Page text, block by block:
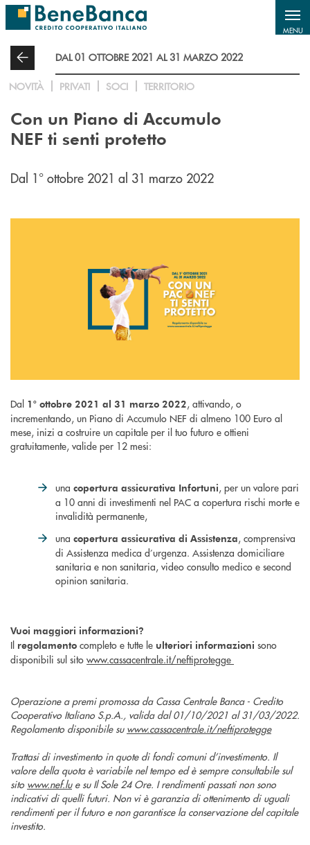
Salta al contenuto principale
MENU
DAL 01 OTTOBRE 2021 AL 31 MARZO 2022
NOVITÀ PRIVATI SOCI TERRITORIO
Con un Piano di Accumulo
NEF ti senti protetto
Dal 1° ottobre 2021 al 31 marzo 2022
Dal 1° ottobre 2021 al 31 marzo 2022, attivando, o
incrementando, un Piano di Accumulo NEF di almeno 100 Euro al
mese, inizi a costruire un capitale per il tuo futuro e ottieni
gratuitamente, valide per 12 mesi:
una copertura assicurativa Infortuni, per un valore pari
a 10 anni di investimenti nel PAC a copertura rischi morte e
invalidità permanente,
una copertura assicurativa di Assistenza, comprensiva
di Assistenza medica d’urgenza. Assistenza domiciliare
sanitaria e non sanitaria, video consulto medico e second
opinion sanitaria.
Vuoi maggiori informazioni?
Il regolamento completo e tutte le ulteriori informazioni sono
disponibili sul sito www.cassacentrale.it/neftiprotegge
Operazione a premi promossa da Cassa Centrale Banca - Credito
Cooperativo Italiano S.p.A., valida dal 01/10/2021 al 31/03/2022.
Regolamento disponibile su www.cassacentrale.it/neftiprotegge
Trattasi di investimento in quote di fondi comuni d’investimento. Il
valore della quota è variabile nel tempo ed è sempre consultabile sul
sito www.nef.lue su Il Sole 24 Ore. I rendimenti passati non sono
indicativi di quelli futuri. Non vi è garanzia di ottenimento di uguali
rendimenti per il futuro e non garantisce la conservazione del capitale
investito.